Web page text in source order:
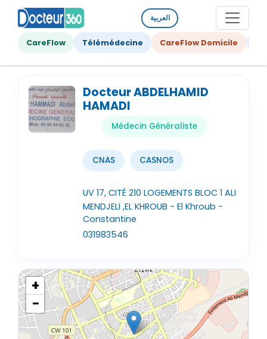
العربية
CareFlow Télémédecine CareFlow Domicile
Docteur ABDELHAMID
HAMADI
Médecin Généraliste
CNAS CASNOS
UV 17, CITÉ 210 LOGEMENTS BLOC 1 ALI
MENDJELI ,EL KHROUB - El Khroub -
Constantine
031983546
+
−